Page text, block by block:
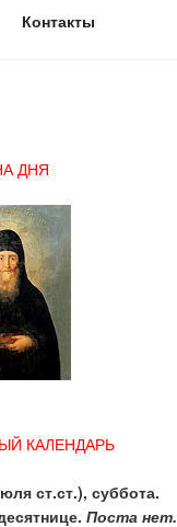
Контакты
ДНЯ
КАЛЕНДАРЬ
ст.ст.), суббота.
Поста нет.